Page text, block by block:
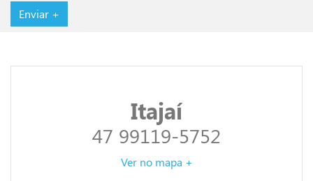
Itajaí
47 99119-5752
Ver no mapa +